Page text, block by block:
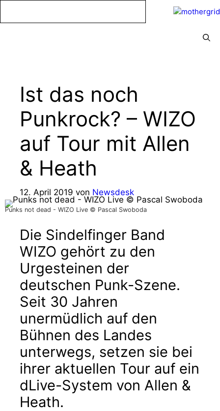
Ist das noch
Punkrock? – WIZO
auf Tour mit Allen
& Heath
12. April 2019 von Newsdesk
Punks not dead - WIZO Live © Pascal Swoboda
Die Sindelfinger Band
WIZO gehört zu den
Urgesteinen der
deutschen Punk-Szene.
Seit 30 Jahren
unermüdlich auf den
Bühnen des Landes
unterwegs, setzen sie bei
ihrer aktuellen Tour auf ein
dLive-System von Allen &
Heath.